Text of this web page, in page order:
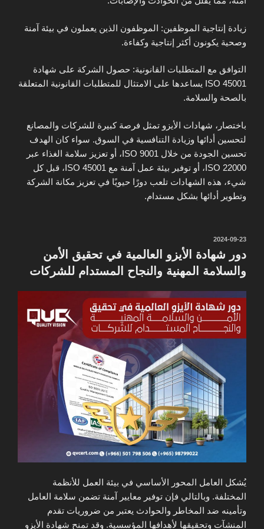
زيادة إنتاجية الموظفين: الموظفون الذين يعملون في بيئة آمنة
وصحية يكونون أكثر إنتاجية وكفاءة.
التوافق مع المتطلبات القانونية: حصول الشركة على شهادة
ISO 45001 يساعدها على الامتثال للمتطلبات القانونية المتعلقة
بالصحة والسلامة.
باختصار، شهادات الأيزو تمثل فرصة كبيرة للشركات والمصانع
لتحسين أدائها وزيادة التنافسية في السوق. سواء كان الهدف
تحسين الجودة من خلال ISO 9001، أو تعزيز سلامة الغذاء عبر
ISO 22000، أو توفير بيئة عمل آمنة مع ISO 45001، قبل كل
شيء، هذه الشهادات تلعب دورًا حيويًا في تعزيز مكانة الشركة
وتطوير أدائها بشكل مستدام.
نُشر
2024-09-23
دور شهادة الأيزو العالمية في تحقيق الأمن
والسلامة المهنية والنجاح المستدام للشركات
يُشكل العامل المحور الأساسي في بيئة العمل للأنظمة
المختلفة. وبالتالي فإن توفير معايير آمنة تضمن سلامة العامل
وتأمينه ضد المخاطر والحوادث يعتبر من ضروريات تقدم
المنشآت وتحقيقها لأهدافها المؤسسية. وقد تمنح شهادة الأيزو